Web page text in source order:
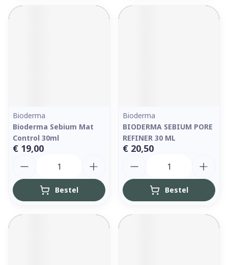
Bioderma
Bioderma Sebium Mat
Control 30ml
€ 19,00
Bestel
Bioderma
BIODERMA SEBIUM PORE
REFINER 30 ML
€ 20,50
Bestel